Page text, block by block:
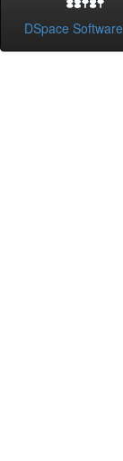
DSpace Software